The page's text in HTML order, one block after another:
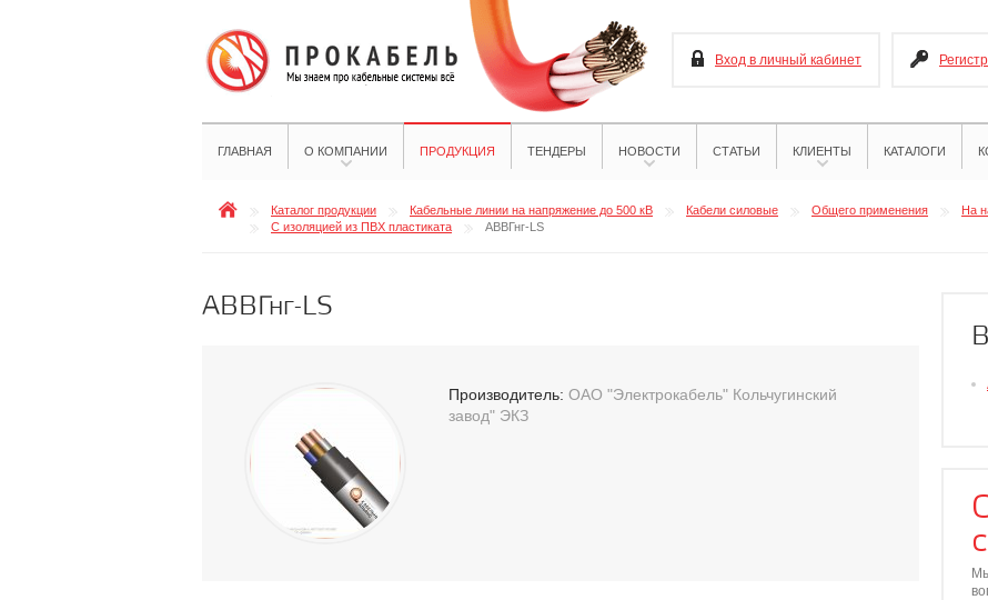
Вход в личный кабинет
ГЛАВНАЯ О КОМПАНИИ ПРОДУКЦИЯ ТЕНДЕРЫ НОВОСТИ СТАТЬИ КЛИЕНТЫ КАТАЛОГИ
Каталог продукции Кабельные линии на напряжение до 500 кВ Кабели силовые Общего применения
На
С изоляцией из ПВХ пластиката
АВВГнг-LS
АВВГнг-LS
Производитель: ОАО "Электрокабель" Кольчугинский
завод" ЭКЗ